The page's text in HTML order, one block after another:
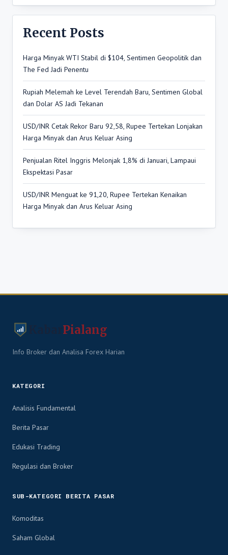
Recent Posts
Harga Minyak WTI Stabil di $104, Sentimen Geopolitik dan
The Fed Jadi Penentu
Rupiah Melemah ke Level Terendah Baru, Sentimen Global
dan Dolar AS Jadi Tekanan
USD/INR Cetak Rekor Baru 92,58, Rupee Tertekan Lonjakan
Harga Minyak dan Arus Keluar Asing
Penjualan Ritel Inggris Melonjak 1,8% di Januari, Lampaui
Ekspektasi Pasar
USD/INR Menguat ke 91,20, Rupee Tertekan Kenaikan
Harga Minyak dan Arus Keluar Asing
Pialang
Info Broker dan Analisa Forex Harian
KATEGORI
Analisis Fundamental
Berita Pasar
Edukasi Trading
Regulasi dan Broker
SUB-KATEGORI BERITA PASAR
Komoditas
Saham Global